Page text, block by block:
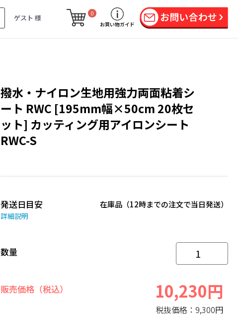
ゲスト 様
0
お買い物ガイド
撥水・ナイロン生地用強力両面粘着シ
ート RWC [195mm幅×50cm 20枚セ
ット] カッティング用アイロンシート
RWC-S
発送日目安
詳細説明
在庫品（12時までの注文で当日発送）
数量
販売価格（税込） 10,230円
税抜価格： 9,300円